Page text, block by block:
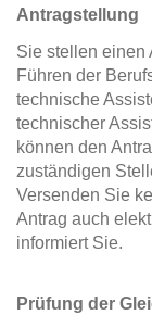
Antragstellung
Sie stellen einen
Führen der
technische
technischer
können den
zuständigen
Versenden Sie
Antrag auch
informiert Sie.
Prüfung der